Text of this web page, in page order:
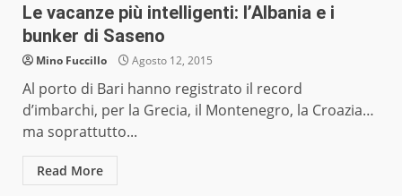
Le vacanze più intelligenti: l’Albania e i
bunker di Saseno
Mino Fuccillo Agosto 12, 2015
Al porto di Bari hanno registrato il record
d’imbarchi, per la Grecia, il Montenegro, la Croazia…
ma soprattutto...
Read More